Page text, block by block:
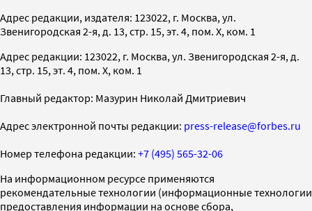
Адрес редакции, издателя: 123022, г. Москва, ул.
Звенигородская 2-я, д. 13, стр. 15, эт. 4, пом. X, ком. 1
Адрес редакции: 123022, г. Москва, ул. Звенигородская 2-я, д.
13, стр. 15, эт. 4, пом. X, ком. 1
Главный редактор: Мазурин Николай Дмитриевич
Адрес электронной почты редакции: press-release@forbes.ru
Номер телефона редакции: +7 (495) 565-32-06
На информационном ресурсе применяются
рекомендательные технологии (информационные технологии
предоставления информации на основе сбора,